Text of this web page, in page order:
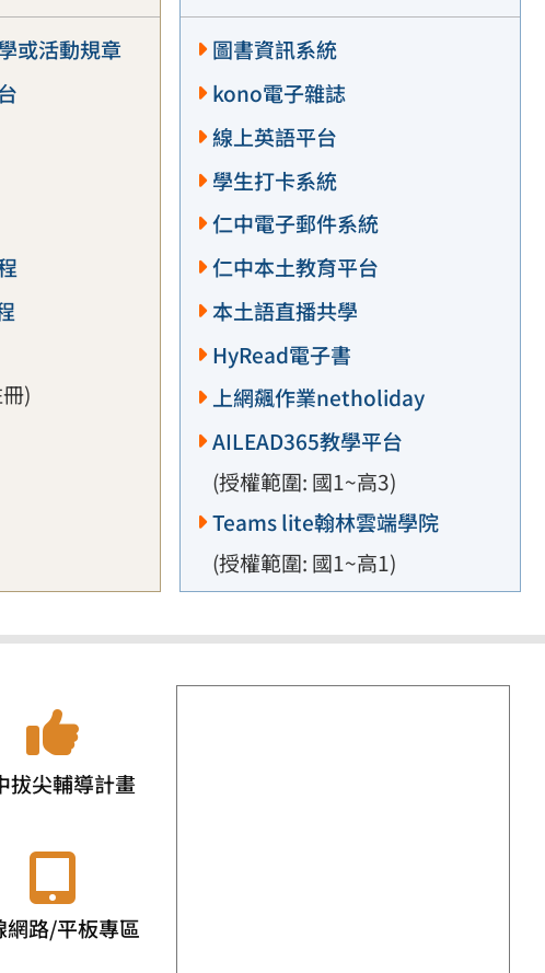
或活動規章
)
圖書資訊系統
kono電子雜誌
線上英語平台
學生打卡系統
仁中電子郵件系統
仁中本土教育平台
本土語直播共學
HyRead電子書
上網飆作業netholiday
AILEAD365教學平台
(授權範圍: 國1~高3)
Teams lite翰林雲端學院
(授權範圍: 國1~高1)
拔尖輔導計畫
網路/平板專區